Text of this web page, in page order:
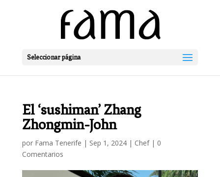
Seleccionar página
El ‘sushiman’ Zhang
Zhongmin-John
por Fama Tenerife | Sep 1, 2024| Chef| 0
Comentarios